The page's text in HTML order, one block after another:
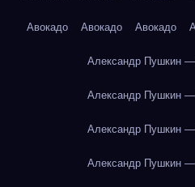
Авокадо Авокадо Авокадо
Александр Пушкин —
Александр Пушкин —
Александр Пушкин —
Александр Пушкин —